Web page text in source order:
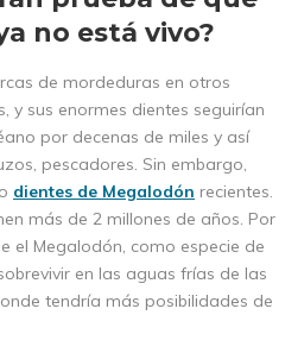
no está vivo?
de mordeduras en otros
y sus enormes dientes seguirían
por decenas de miles y así
pescadores. Sin embargo,
dientes de Megalodón recientes.
más de 2 millones de años. Por
el Megalodón, como especie de
en las aguas frías de las
tendría más posibilidades de